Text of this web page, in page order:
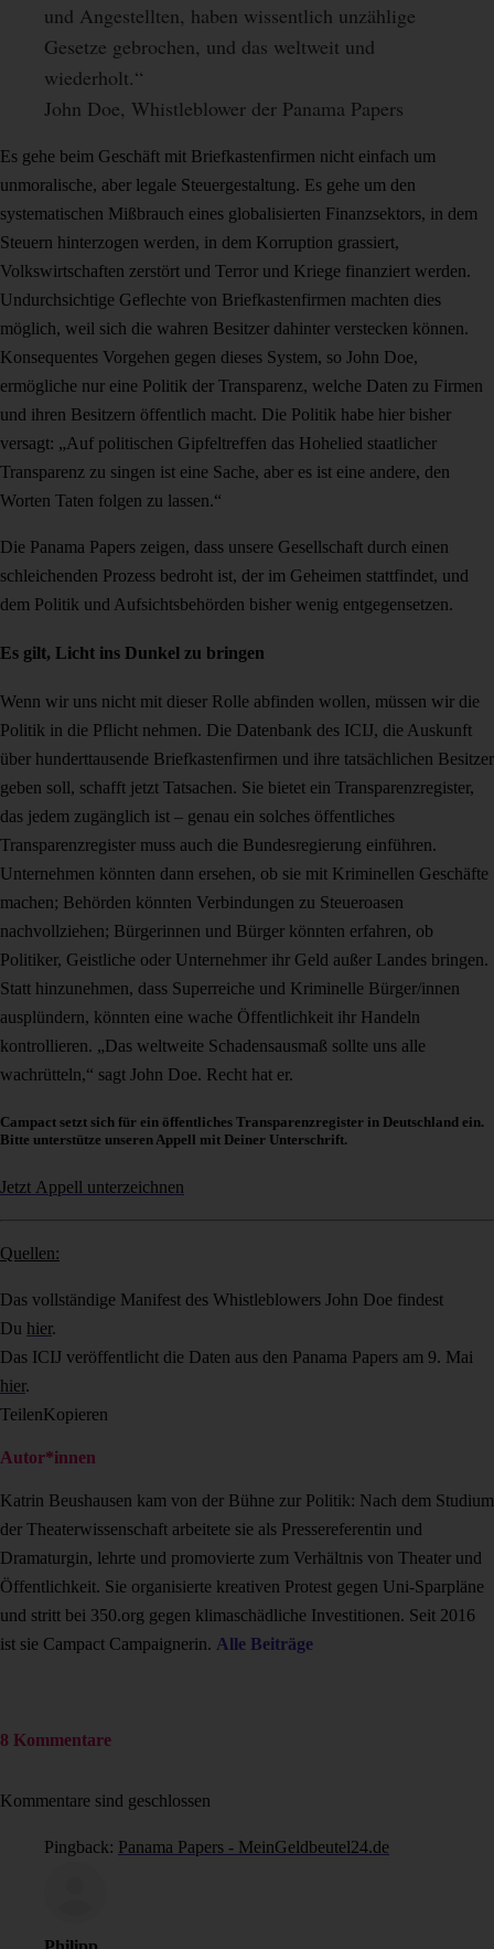
und Angestellten, haben wissentlich unzählige
Gesetze gebrochen, und das weltweit und
wiederholt.“
John Doe, Whistleblower der Panama Papers
Es gehe beim Geschäft mit Briefkastenfirmen nicht einfach um
unmoralische, aber legale Steuergestaltung. Es gehe um den
systematischen Mißbrauch eines globalisierten Finanzsektors, in dem
Steuern hinterzogen werden, in dem Korruption grassiert,
Volkswirtschaften zerstört und Terror und Kriege finanziert werden.
Undurchsichtige Geflechte von Briefkastenfirmen machten dies
möglich, weil sich die wahren Besitzer dahinter verstecken können.
Konsequentes Vorgehen gegen dieses System, so John Doe,
ermögliche nur eine Politik der Transparenz, welche Daten zu Firmen
und ihren Besitzern öffentlich macht. Die Politik habe hier bisher
versagt: „Auf politischen Gipfeltreffen das Hohelied staatlicher
Transparenz zu singen ist eine Sache, aber es ist eine andere, den
Worten Taten folgen zu lassen.“
Die Panama Papers zeigen, dass unsere Gesellschaft durch einen
schleichenden Prozess bedroht ist, der im Geheimen stattfindet, und
dem Politik und Aufsichtsbehörden bisher wenig entgegensetzen.
Es gilt, Licht ins Dunkel zu bringen
Wenn wir uns nicht mit dieser Rolle abfinden wollen, müssen wir die
Politik in die Pflicht nehmen. Die Datenbank des ICIJ, die Auskunft
über hunderttausende Briefkastenfirmen und ihre tatsächlichen Besitzer
geben soll, schafft jetzt Tatsachen. Sie bietet ein Transparenzregister,
das jedem zugänglich ist – genau ein solches öffentliches
Transparenzregister muss auch die Bundesregierung einführen.
Unternehmen könnten dann ersehen, ob sie mit Kriminellen Geschäfte
machen; Behörden könnten Verbindungen zu Steueroasen
nachvollziehen; Bürgerinnen und Bürger könnten erfahren, ob
Politiker, Geistliche oder Unternehmer ihr Geld außer Landes bringen.
Statt hinzunehmen, dass Superreiche und Kriminelle Bürger/innen
ausplündern, könnten eine wache Öffentlichkeit ihr Handeln
kontrollieren. „Das weltweite Schadensausmaß sollte uns alle
wachrütteln,“ sagt John Doe. Recht hat er.
Campact setzt sich für ein öffentliches Transparenzregister in Deutschland ein.
Bitte unterstütze unseren Appell mit Deiner Unterschrift.
Jetzt Appell unterzeichnen
Quellen:
Das vollständige Manifest des Whistleblowers John Doe findest
Du hier.
Das ICIJ veröffentlicht die Daten aus den Panama Papers am 9. Mai
hier.
TeilenKopieren
Autor*innen
Katrin Beushausen kam von der Bühne zur Politik: Nach dem Studium
der Theaterwissenschaft arbeitete sie als Pressereferentin und
Dramaturgin, lehrte und promovierte zum Verhältnis von Theater und
Öffentlichkeit. Sie organisierte kreativen Protest gegen Uni-Sparpläne
und stritt bei 350.org gegen klimaschädliche Investitionen. Seit 2016
ist sie Campact Campaignerin. Alle Beiträge
8 Kommentare
Kommentare sind geschlossen
Pingback: Panama Papers - MeinGeldbeutel24.de